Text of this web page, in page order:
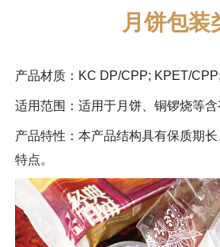
月饼包装
产品材质：KC DP/CPP; KPET/
适用范围：适用于月饼、铜锣烧等
产品特性：本产品结构具有保质期
特点。